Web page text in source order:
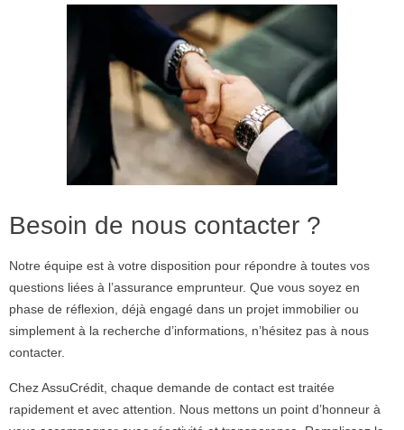
Besoin de nous contacter ?
Notre équipe est à votre disposition pour répondre à toutes vos
questions liées à l’assurance emprunteur. Que vous soyez en
phase de réflexion, déjà engagé dans un projet immobilier ou
simplement à la recherche d’informations, n’hésitez pas à nous
contacter.
Chez AssuCrédit, chaque demande de contact est traitée
rapidement et avec attention. Nous mettons un point d’honneur à